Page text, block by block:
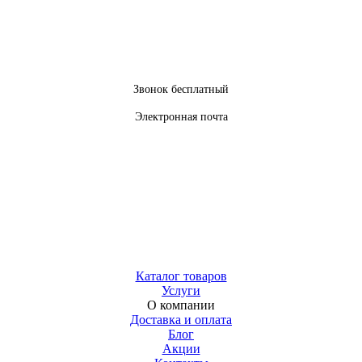
Звонок бесплатный
Электронная почта
Каталог товаров
Услуги
О компании
Доставка и оплата
Блог
Акции